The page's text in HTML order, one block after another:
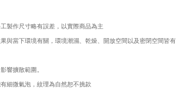
製作尺寸略有誤差，以實際商品為主
與當下環境有關，環境潮濕、乾燥、開放空間以及密閉空間皆有
響擴散範圍。
細微氣泡，紋理為自然恕不挑款